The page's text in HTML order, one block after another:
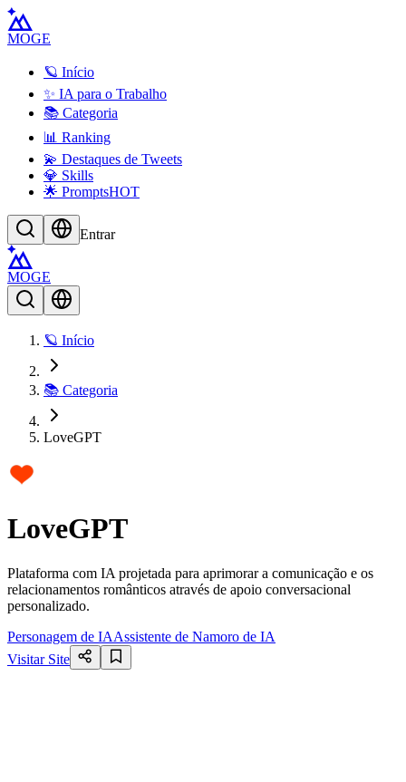
MOGE
🪐 Início
✨ IA para o Trabalho
📚 Categoria
📊 Ranking
💫 Destaques de Tweets
💎 Skills
🌟 PromptsHOT
Entrar
MOGE
🪐 Início
📚 Categoria
LoveGPT
LoveGPT
Plataforma com IA projetada para aprimorar a comunicação e os
relacionamentos românticos através de apoio conversacional
personalizado.
Personagem de IAAssistente de Namoro de IA
Visitar Site